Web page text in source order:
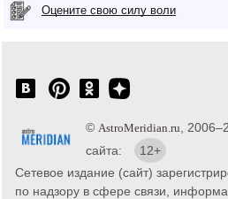
Оцените свою силу воли
© AstroMeridian.ru ,
сайта:
12+
Сетевое издание (сайт)
по надзору в сфере связи,